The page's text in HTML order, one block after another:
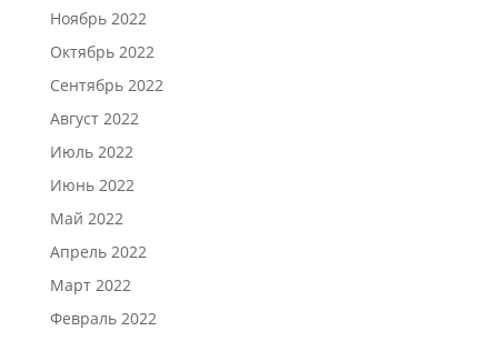
Ноябрь 2022
Октябрь 2022
Сентябрь 2022
Август 2022
Июль 2022
Июнь 2022
Май 2022
Апрель 2022
Март 2022
Февраль 2022